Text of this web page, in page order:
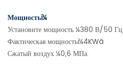
Мощностьï¼
Установите мощность ¼380 В/50
Фактическая мощностьï¼4KWã
Сжатый воздух ¼0,6 МПа.